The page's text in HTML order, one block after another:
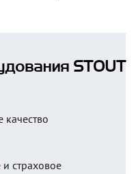
STOUT
качество
и страховое